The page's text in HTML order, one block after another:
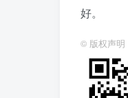
好。
© 版权声明